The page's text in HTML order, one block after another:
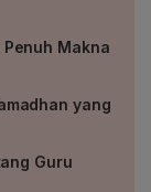
Makna
yang
Guru